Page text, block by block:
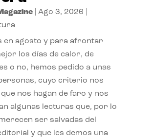
| Ago 3, 2026
en agosto y para afrontar
los días de calor, de
o no, hemos pedido a unas
cuyo criterio nos
nos hagan de faro y nos
algunas lecturas que, por lo
ser salvadas del
y que les demos una